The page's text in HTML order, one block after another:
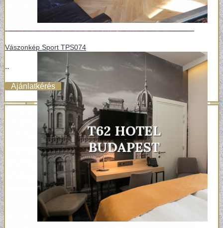
Vászonkép Sport TPS074
..
Ajánlatkérés